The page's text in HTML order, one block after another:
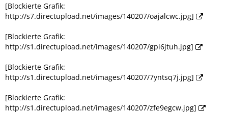
[Blockierte Grafik:
http://s7.directupload.net/images/140207/oajalcwc.jpg]
[Blockierte Grafik:
http://s1.directupload.net/images/140207/gpi6jtuh.jpg]
[Blockierte Grafik:
http://s1.directupload.net/images/140207/7yntsq7j.jpg]
[Blockierte Grafik:
http://s1.directupload.net/images/140207/zfe9egcw.jpg]